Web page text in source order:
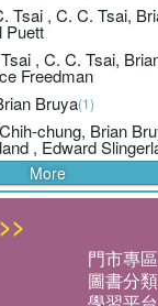
Tsai , C. C. Tsai,
Puett
, C. C. Tsai,
Freedman
Bruya(1)
chung, Brian
, Edward
More
門市專區
圖書分